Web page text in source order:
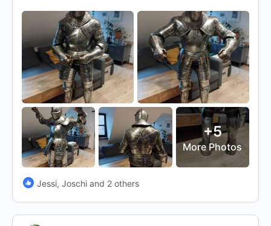
+5
More Photos
Jessi, Joschi and 2 others